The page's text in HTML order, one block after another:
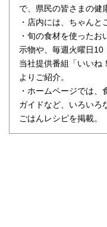
で、県民の皆さまの健
・店内には、ちゃんと
・旬の食材を使った
示物や、毎週火曜日10
当社提供番組「いい
よりご紹介。
・ホームページでは
ガイドなど、いろいろ
ごはんレシピを掲載。